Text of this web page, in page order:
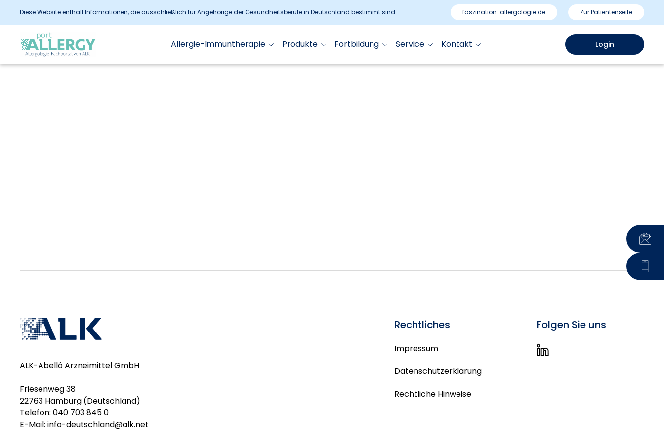
Diese Website enthält Informationen, die ausschließlich für Angehörige der Gesundheitsberufe in Deutschland bestimmt sind. faszination-allergologie.de Zur Patientenseite
Allergie-Immuntherapie Produkte Fortbildung Service Kontakt Login
ALK-Abelló Arzneimittel GmbH
Friesenweg 38
22763 Hamburg (Deutschland)
Telefon: 040 703 845 0
E-Mail: info-deutschland@alk.net
Rechtliches
Impressum
Datenschutzerklärung
Rechtliche Hinweise
Folgen Sie uns